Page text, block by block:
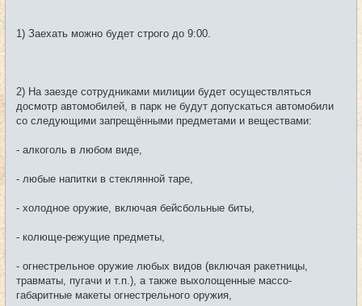
1) Заехать можно будет строго до 9:00.
2) На заезде сотрудниками милиции будет осуществляться
досмотр автомобилей, в парк не будут допускаться автомобили
со следующими запрещёнными предметами и веществами:
- алкоголь в любом виде,
- любые напитки в стеклянной таре,
- холодное оружие, включая бейсбольные биты,
- колюще-режущие предметы,
- огнестрельное оружие любых видов (включая ракетницы,
травматы, пугачи и т.п.), а также выхолощенные массо-
габаритные макеты огнестрельного оружия,